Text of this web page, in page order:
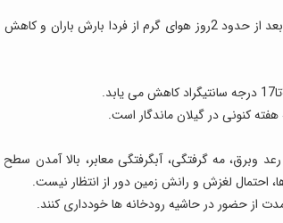
: مدیرکل هواشناسی گیلان امروز گفت: بعد از حدود 2روز هوای گرم از
کنونی در گیلان ماندگار است.
وبرق، مه گرفتگی، آبگرفتگی معابر، بالا آمدن
احتمال لغزش و رانش زمین دور از انتظار نیست.
از حضور در حاشیه رودخانه ها خودداری کنند.